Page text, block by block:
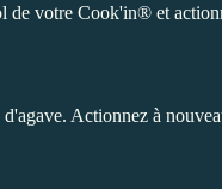
de votre Cook'in® et
Actionnez à